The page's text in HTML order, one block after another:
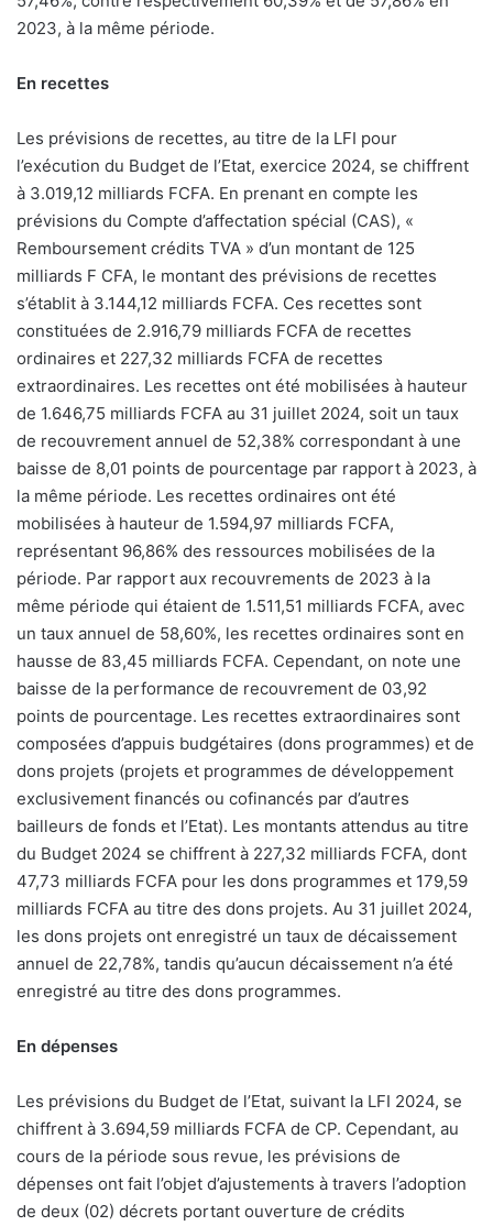
2023, à la même période.
En recettes
Les prévisions de recettes, au titre de la LFI pour
l’exécution du Budget de l’Etat, exercice 2024, se chiffrent
à 3.019,12 milliards FCFA. En prenant en compte les
prévisions du Compte d’affectation spécial (CAS), «
Remboursement crédits TVA » d’un montant de 125
milliards F CFA, le montant des prévisions de recettes
s’établit à 3.144,12 milliards FCFA. Ces recettes sont
constituées de 2.916,79 milliards FCFA de recettes
ordinaires et 227,32 milliards FCFA de recettes
extraordinaires. Les recettes ont été mobilisées à hauteur
de 1.646,75 milliards FCFA au 31 juillet 2024, soit un taux
de recouvrement annuel de 52,38% correspondant à une
baisse de 8,01 points de pourcentage par rapport à 2023, à
la même période. Les recettes ordinaires ont été
mobilisées à hauteur de 1.594,97 milliards FCFA,
représentant 96,86% des ressources mobilisées de la
période. Par rapport aux recouvrements de 2023 à la
même période qui étaient de 1.511,51 milliards FCFA, avec
un taux annuel de 58,60%, les recettes ordinaires sont en
hausse de 83,45 milliards FCFA. Cependant, on note une
baisse de la performance de recouvrement de 03,92
points de pourcentage. Les recettes extraordinaires sont
composées d’appuis budgétaires (dons programmes) et de
dons projets (projets et programmes de développement
exclusivement financés ou cofinancés par d’autres
bailleurs de fonds et l’Etat). Les montants attendus au titre
du Budget 2024 se chiffrent à 227,32 milliards FCFA, dont
47,73 milliards FCFA pour les dons programmes et 179,59
milliards FCFA au titre des dons projets. Au 31 juillet 2024,
les dons projets ont enregistré un taux de décaissement
annuel de 22,78%, tandis qu’aucun décaissement n’a été
enregistré au titre des dons programmes.
En dépenses
Les prévisions du Budget de l’Etat, suivant la LFI 2024, se
chiffrent à 3.694,59 milliards FCFA de CP. Cependant, au
cours de la période sous revue, les prévisions de
dépenses ont fait l’objet d’ajustements à travers l’adoption
de deux (02) décrets portant ouverture de crédits